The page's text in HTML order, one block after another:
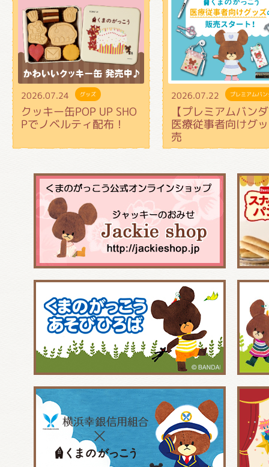
2026.07.24 グッズ
クッキー缶POP UP SHO
Pでノベルティ配布！
2026.07.22 プレミアムバ
【プレミアムバン
医療従事者向けグ
売